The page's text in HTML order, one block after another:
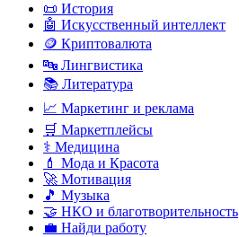
📜 История
🤖 Искусственный интеллект
🪙 Криптовалюта
🔤 Лингвистика
📚 Литература
📈 Маркетинг и реклама
🛒 Маркетплейсы
⚕️ Медицина
💄 Мода и Красота
🚀 Мотивация
🎵 Музыка
🤝 НКО и благотворительность
💼 Найди работу